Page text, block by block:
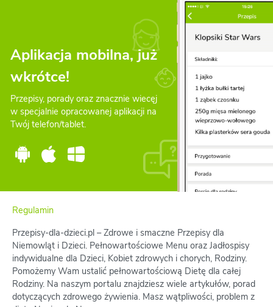
Aplikacja mobilna, już
wkrótce!
Przepisy, porady oraz znacznie wiecęj
w specjalnie opracowanej aplikacji na
Twój telefon/tablet.
Regulamin
Przepisy-dla-dzieci.pl – Zdrowe i smaczne Przepisy dla
Niemowląt i Dzieci. Pełnowartościowe Menu oraz Jadłospisy
indywidualne dla Dzieci, Kobiet zdrowych i chorych, Rodziny.
Pomożemy Wam ustalić pełnowartościową Dietę dla całej
Rodziny. Na naszym portalu znajdziesz wiele artykułów, porad
dotyczących zdrowego żywienia. Masz wątpliwości, problem z